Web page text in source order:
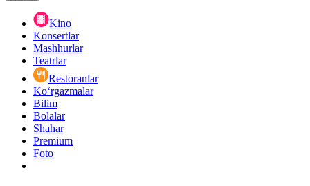
Kino
Konsertlar
Mashhurlar
Teatrlar
Restoranlar
Ko‘rgazmalar
Bilim
Bolalar
Shahar
Premium
Foto